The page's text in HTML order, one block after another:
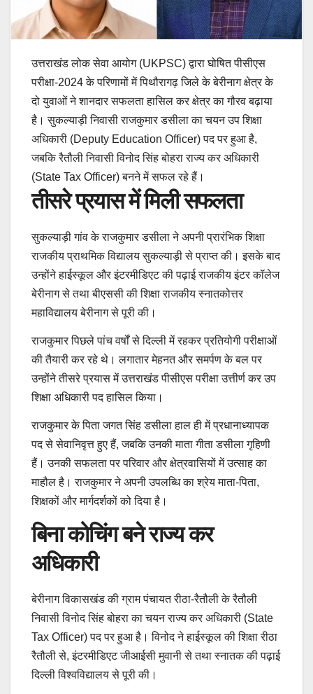
उत्तराखंड लोक सेवा आयोग (UKPSC) द्वारा घोषित पीसीएस
परीक्षा-2024 के परिणामों में पिथौरागढ़ जिले के बेरीनाग क्षेत्र के
दो युवाओं ने शानदार सफलता हासिल कर क्षेत्र का गौरव बढ़ाया
है। सुकल्याड़ी निवासी राजकुमार डसीला का चयन उप शिक्षा
अधिकारी (Deputy Education Officer) पद पर हुआ है,
जबकि रैतौली निवासी विनोद सिंह बोहरा राज्य कर अधिकारी
(State Tax Officer) बनने में सफल रहे हैं।
तीसरे प्रयास में मिली सफलता
सुकल्याड़ी गांव के राजकुमार डसीला ने अपनी प्रारंभिक शिक्षा
राजकीय प्राथमिक विद्यालय सुकल्याड़ी से प्राप्त की। इसके बाद
उन्होंने हाईस्कूल और इंटरमीडिएट की पढ़ाई राजकीय इंटर कॉलेज
बेरीनाग से तथा बीएससी की शिक्षा राजकीय स्नातकोत्तर
महाविद्यालय बेरीनाग से पूरी की।
राजकुमार पिछले पांच वर्षों से दिल्ली में रहकर प्रतियोगी परीक्षाओं
की तैयारी कर रहे थे। लगातार मेहनत और समर्पण के बल पर
उन्होंने तीसरे प्रयास में उत्तराखंड पीसीएस परीक्षा उत्तीर्ण कर उप
शिक्षा अधिकारी पद हासिल किया।
राजकुमार के पिता जगत सिंह डसीला हाल ही में प्रधानाध्यापक
पद से सेवानिवृत्त हुए हैं, जबकि उनकी माता गीता डसीला गृहिणी
हैं। उनकी सफलता पर परिवार और क्षेत्रवासियों में उत्साह का
माहौल है। राजकुमार ने अपनी उपलब्धि का श्रेय माता-पिता,
शिक्षकों और मार्गदर्शकों को दिया है।
बिना कोचिंग बने राज्य कर
अधिकारी
बेरीनाग विकासखंड की ग्राम पंचायत रीठा-रैतौली के रैतौली
निवासी विनोद सिंह बोहरा का चयन राज्य कर अधिकारी (State
Tax Officer) पद पर हुआ है। विनोद ने हाईस्कूल की शिक्षा रीठा
रैतौली से, इंटरमीडिएट जीआईसी मुवानी से तथा स्नातक की पढ़ाई
दिल्ली विश्वविद्यालय से पूरी की।